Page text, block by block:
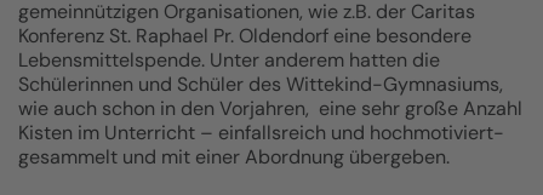
gemeinnützigen Organisationen, wie z.B. der Caritas
Konferenz St. Raphael Pr. Oldendorf eine besondere
Lebensmittelspende. Unter anderem hatten die
Schülerinnen und Schüler des Wittekind-Gymnasiums,
wie auch schon in den Vorjahren, eine sehr große Anzahl
Kisten im Unterricht – einfallsreich und hochmotiviert-
gesammelt und mit einer Abordnung übergeben.